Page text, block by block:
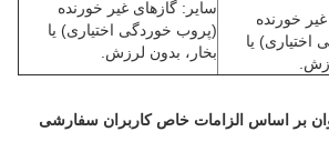
خورنده
یا
سایر: گازهای غیر خورنده
(پروب خوردگی اختیاری) یا
بخار، بدون لرزش.
بر اساس الزامات خاص کاربران سفارشی